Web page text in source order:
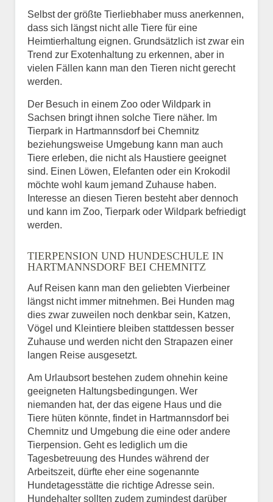
Selbst der größte Tierliebhaber muss anerkennen,
dass sich längst nicht alle Tiere für eine
Heimtierhaltung eignen. Grundsätzlich ist zwar ein
Trend zur Exotenhaltung zu erkennen, aber in
vielen Fällen kann man den Tieren nicht gerecht
werden.
Der Besuch in einem Zoo oder Wildpark in
Sachsen bringt ihnen solche Tiere näher. Im
Tierpark in Hartmannsdorf bei Chemnitz
beziehungsweise Umgebung kann man auch
Tiere erleben, die nicht als Haustiere geeignet
sind. Einen Löwen, Elefanten oder ein Krokodil
möchte wohl kaum jemand Zuhause haben.
Interesse an diesen Tieren besteht aber dennoch
und kann im Zoo, Tierpark oder Wildpark befriedigt
werden.
TIERPENSION UND HUNDESCHULE IN
HARTMANNSDORF BEI CHEMNITZ
Auf Reisen kann man den geliebten Vierbeiner
längst nicht immer mitnehmen. Bei Hunden mag
dies zwar zuweilen noch denkbar sein, Katzen,
Vögel und Kleintiere bleiben stattdessen besser
Zuhause und werden nicht den Strapazen einer
langen Reise ausgesetzt.
Am Urlaubsort bestehen zudem ohnehin keine
geeigneten Haltungsbedingungen. Wer
niemanden hat, der das eigene Haus und die
Tiere hüten könnte, findet in Hartmannsdorf bei
Chemnitz und Umgebung die eine oder andere
Tierpension. Geht es lediglich um die
Tagesbetreuung des Hundes während der
Arbeitszeit, dürfte eher eine sogenannte
Hundetagesstätte die richtige Adresse sein.
Hundehalter sollten zudem zumindest darüber